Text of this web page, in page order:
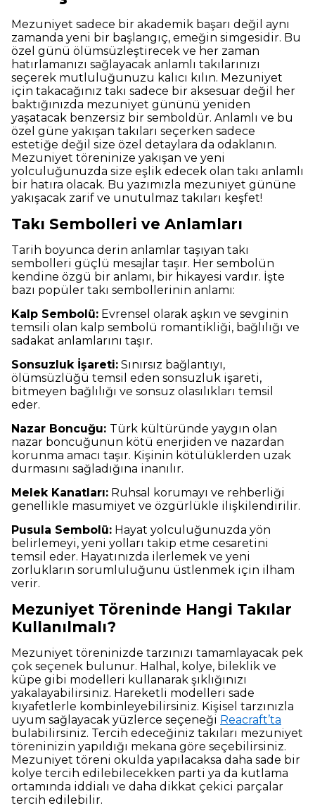
Mezuniyet sadece bir akademik başarı değil aynı
zamanda yeni bir başlangıç, emeğin simgesidir. Bu
özel günü ölümsüzleştirecek ve her zaman
hatırlamanızı sağlayacak anlamlı takılarınızı
seçerek mutluluğunuzu kalıcı kılın. Mezuniyet
için takacağınız takı sadece bir aksesuar değil her
baktığınızda mezuniyet gününü yeniden
yaşatacak benzersiz bir semboldür. Anlamlı ve bu
özel güne yakışan takıları seçerken sadece
estetiğe değil size özel detaylara da odaklanın.
Mezuniyet töreninize yakışan ve yeni
yolculuğunuzda size eşlik edecek olan takı anlamlı
bir hatıra olacak. Bu yazımızla mezuniyet gününe
yakışacak zarif ve unutulmaz takıları keşfet!
Takı Sembolleri ve Anlamları
Tarih boyunca derin anlamlar taşıyan takı
sembolleri güçlü mesajlar taşır. Her sembolün
kendine özgü bir anlamı, bir hikayesi vardır. İşte
bazı popüler takı sembollerinin anlamı:
Kalp Sembolü: Evrensel olarak aşkın ve sevginin
temsili olan kalp sembolü romantikliği, bağlılığı ve
sadakat anlamlarını taşır.
Sonsuzluk İşareti: Sınırsız bağlantıyı,
ölümsüzlüğü temsil eden sonsuzluk işareti,
bitmeyen bağlılığı ve sonsuz olasılıkları temsil
eder.
Nazar Boncuğu: Türk kültüründe yaygın olan
nazar boncuğunun kötü enerjiden ve nazardan
korunma amacı taşır. Kişinin kötülüklerden uzak
durmasını sağladığına inanılır.
Melek Kanatları: Ruhsal korumayı ve rehberliği
genellikle masumiyet ve özgürlükle ilişkilendirilir.
Pusula Sembolü: Hayat yolculuğunuzda yön
belirlemeyi, yeni yolları takip etme cesaretini
temsil eder. Hayatınızda ilerlemek ve yeni
zorlukların sorumluluğunu üstlenmek için ilham
verir.
Mezuniyet Töreninde Hangi Takılar
Kullanılmalı?
Mezuniyet töreninizde tarzınızı tamamlayacak pek
çok seçenek bulunur. Halhal, kolye, bileklik ve
küpe gibi modelleri kullanarak şıklığınızı
yakalayabilirsiniz. Hareketli modelleri sade
kıyafetlerle kombinleyebilirsiniz. Kişisel tarzınızla
uyum sağlayacak yüzlerce seçeneği Reacraft’ta
bulabilirsiniz. Tercih edeceğiniz takıları mezuniyet
töreninizin yapıldığı mekana göre seçebilirsiniz.
Mezuniyet töreni okulda yapılacaksa daha sade bir
kolye tercih edilebilecekken parti ya da kutlama
ortamında iddialı ve daha dikkat çekici parçalar
tercih edilebilir.